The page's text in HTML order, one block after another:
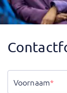
Voornaam*